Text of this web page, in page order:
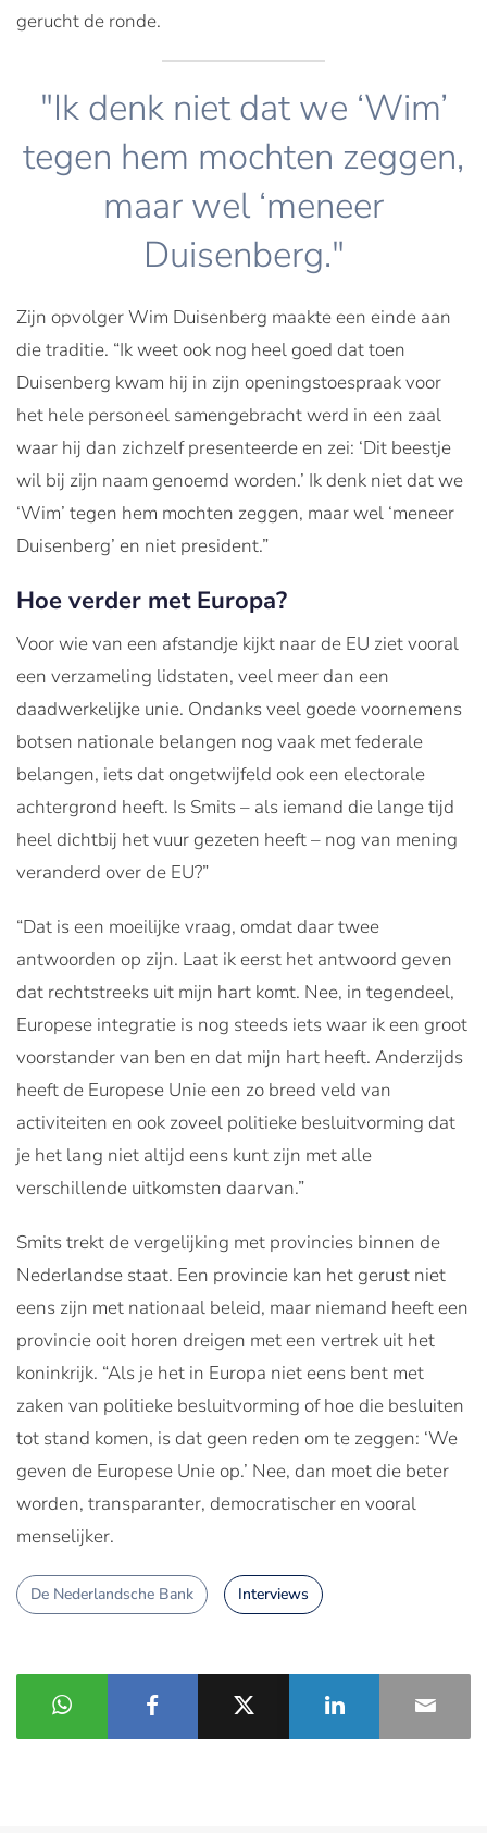
gerucht de ronde.
"Ik denk niet dat we ‘Wim’
tegen hem mochten zeggen,
maar wel ‘meneer
Duisenberg."
Zijn opvolger Wim Duisenberg maakte een einde aan
die traditie. “Ik weet ook nog heel goed dat toen
Duisenberg kwam hij in zijn openingstoespraak voor
het hele personeel samengebracht werd in een zaal
waar hij dan zichzelf presenteerde en zei: ‘Dit beestje
wil bij zijn naam genoemd worden.’ Ik denk niet dat we
‘Wim’ tegen hem mochten zeggen, maar wel ‘meneer
Duisenberg’ en niet president.”
Hoe verder met Europa?
Voor wie van een afstandje kijkt naar de EU ziet vooral
een verzameling lidstaten, veel meer dan een
daadwerkelijke unie. Ondanks veel goede voornemens
botsen nationale belangen nog vaak met federale
belangen, iets dat ongetwijfeld ook een electorale
achtergrond heeft. Is Smits – als iemand die lange tijd
heel dichtbij het vuur gezeten heeft – nog van mening
veranderd over de EU?”
“Dat is een moeilijke vraag, omdat daar twee
antwoorden op zijn. Laat ik eerst het antwoord geven
dat rechtstreeks uit mijn hart komt. Nee, in tegendeel,
Europese integratie is nog steeds iets waar ik een groot
voorstander van ben en dat mijn hart heeft. Anderzijds
heeft de Europese Unie een zo breed veld van
activiteiten en ook zoveel politieke besluitvorming dat
je het lang niet altijd eens kunt zijn met alle
verschillende uitkomsten daarvan.”
Smits trekt de vergelijking met provincies binnen de
Nederlandse staat. Een provincie kan het gerust niet
eens zijn met nationaal beleid, maar niemand heeft een
provincie ooit horen dreigen met een vertrek uit het
koninkrijk. “Als je het in Europa niet eens bent met
zaken van politieke besluitvorming of hoe die besluiten
tot stand komen, is dat geen reden om te zeggen: ‘We
geven de Europese Unie op.’ Nee, dan moet die beter
worden, transparanter, democratischer en vooral
menselijker.
De Nederlandsche Bank Interviews